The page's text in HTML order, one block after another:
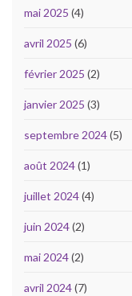
mai 2025 (4)
avril 2025 (6)
février 2025 (2)
janvier 2025 (3)
septembre 2024(5)
août 2024(1)
juillet 2024(4)
juin 2024(2)
mai 2024(2)
avril 2024(7)